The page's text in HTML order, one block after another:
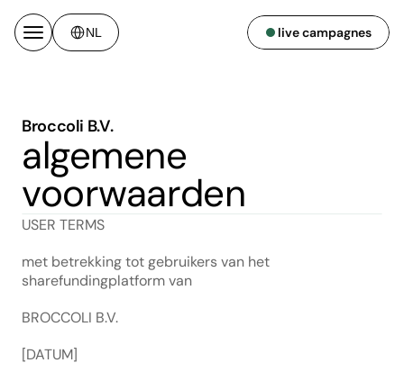
Broccoli B.V.
algemene
voorwaarden
USER TERMS
met betrekking tot gebruikers van het
sharefundingplatform van
BROCCOLI B.V.
[DATUM]
Select Language
NL live campagnes